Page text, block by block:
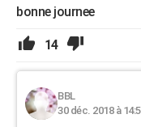
bonne journee
14
BBL
30 déc. 2018 à